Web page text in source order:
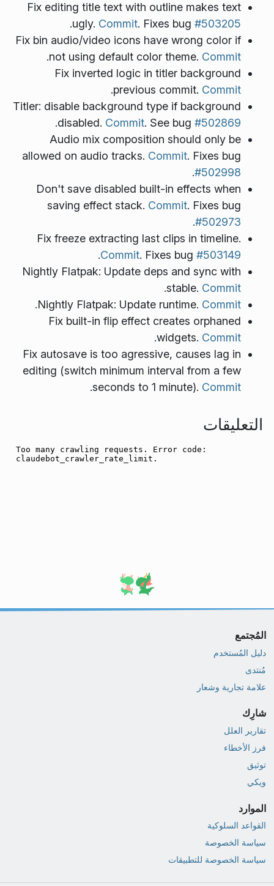
Fix editing title text with outline makes text
ugly. Commit. Fixes bug #503205
.
Fix bin audio/video icons have wrong color if
not using default color theme. Commit
.
Fix inverted logic in titler background
previous commit. Commit
.
Titler: disable background type if background
disabled. Commit. See bug #502869
.
Audio mix composition should only be
allowed on audio tracks. Commit. Fixes bug
#502998
.
Don't save disabled built-in effects when
saving effect stack. Commit. Fixes bug
#502973
.
Fix freeze extracting last clips in timeline.
Commit. Fixes bug #503149
.
Nightly Flatpak: Update deps and sync with
stable. Commit
.
Nightly Flatpak: Update runtime. Commit
.
Fix built-in flip effect creates orphaned
widgets. Commit
.
Fix autosave is too agressive, causes lag in
editing (switch minimum interval from a few
seconds to 1 minute). Commit
.
التعليقات
المُجتمع
دليل المُستخدم
مُنتدى
علامة تجارية وشعار
شارِك
تقارير العلل
فرز الأخطاء
توثيق
ويكي
الموارد
القواعد السلوكية
سياسة الخصوصة
سياسة الخصوصة للتطبيقات